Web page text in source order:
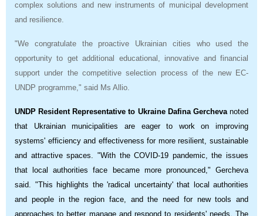
complex solutions and new instruments of municipal development
and resilience.
"We congratulate the proactive Ukrainian cities who used the
opportunity to get additional educational, innovative and financial
support under the competitive selection process of the new EC-
UNDP programme," said Ms Allio.
UNDP Resident Representative to Ukraine Dafina Gercheva noted
that Ukrainian municipalities are eager to work on improving
systems' efficiency and effectiveness for more resilient, sustainable
and attractive spaces. "With the COVID-19 pandemic, the issues
that local authorities face became more pronounced," Gercheva
said. "This highlights the 'radical uncertainty' that local authorities
and people in the region face, and the need for new tools and
approaches to better manage and respond to residents' needs. The